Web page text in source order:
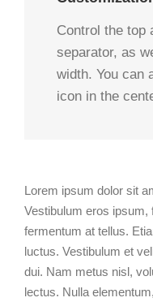
Control the top
separator, as
width. You can
icon in the
Lorem ipsum dolor sit
Vestibulum eros ipsum,
fermentum at tellus.
luctus. Vestibulum et
dui. Nam metus nisl,
lectus. Nulla